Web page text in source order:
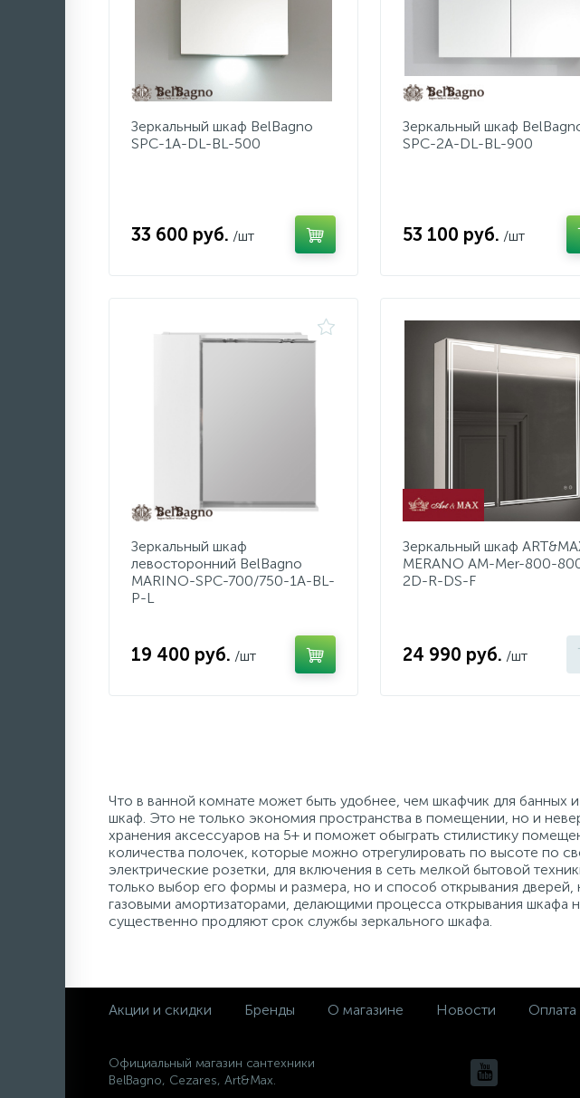
Зеркальный шкаф BelBagno
SPC-1A-DL-BL-500
33 600 руб. /шт
Зеркальный шкаф
SPC-2A-DL-BL-900
53 100 руб. /шт
Зеркальный шкаф
левосторонний BelBagno
MARINO-SPC-700/750-1A-BL-
P-L
19 400 руб. /шт
Зеркальный шкаф
MERANO AM-Mer-800-
2D-R-DS-F
24 990 руб. /шт
Что в ванной комнате может быть удобнее, чем шкафчик для банных
шкаф. Это не только экономия пространства в помещении, но и
хранения аксессуаров на 5+ и поможет обыграть стилистику
количества полочек, которые можно отрегулировать по высоте по
электрические розетки, для включения в сеть мелкой бытовой
только выбор его формы и размера, но и способ открывания
газовыми амортизаторами, делающими процесса открывания
существенно продляют срок службы зеркального шкафа.
Акции и скидки Бренды О магазине Новости Оплата
Официальный магазин сантехники
BelBagno, Cezares, Art&Max.